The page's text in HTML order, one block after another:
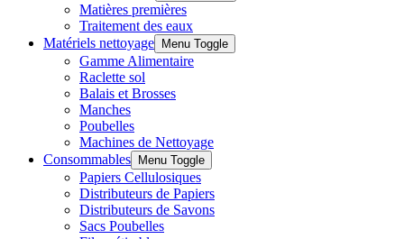
Matières premières
Traitement des eaux
Matériels nettoyage Menu Toggle
Gamme Alimentaire
Raclette sol
Balais et Brosses
Manches
Poubelles
Machines de Nettoyage
Consommables Menu Toggle
Papiers Cellulosiques
Distributeurs de Papiers
Distributeurs de Savons
Sacs Poubelles